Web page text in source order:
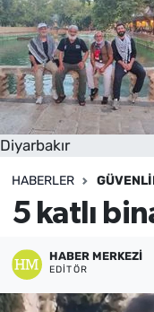
Diyarbakır
HABERLER
5 katlı
HABER MERKEZI
EDITÖR
Tüm
Son Dakika
Haber Arşivi